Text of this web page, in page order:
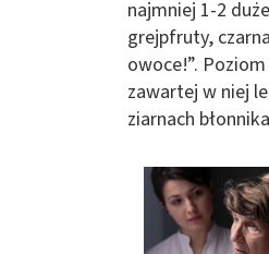
najmniej 1-2
grejpfruty,
owoce!”.
zawartej w niej
ziarnach